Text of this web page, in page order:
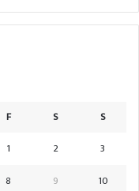
F S
S
1
2
3
8 9
10